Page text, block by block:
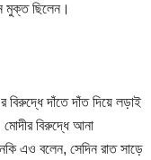
মুক্ত ছিলেন।
বিরুদ্ধে দাঁতে দাঁত দিয়ে লড়াই
মোদীর বিরুদ্ধে আনা
এও বলেন, সেদিন রাত সাড়ে